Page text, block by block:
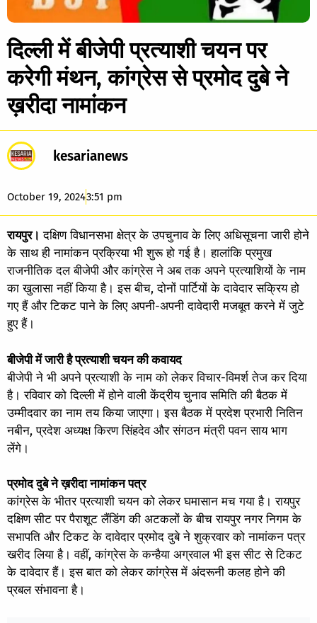
दिल्ली में बीजेपी प्रत्याशी चयन पर
करेगी मंथन, कांग्रेस से प्रमोद दुबे ने
ख़रीदा नामांकन
kesarianews
October 19, 20243:51 pm
रायपुर। दक्षिण विधानसभा क्षेत्र के उपचुनाव के लिए अधिसूचना जारी होने
के साथ ही नामांकन प्रक्रिया भी शुरू हो गई है। हालांकि प्रमुख
राजनीतिक दल बीजेपी और कांग्रेस ने अब तक अपने प्रत्याशियों के नाम
का खुलासा नहीं किया है। इस बीच, दोनों पार्टियों के दावेदार सक्रिय हो
गए हैं और टिकट पाने के लिए अपनी-अपनी दावेदारी मजबूत करने में जुटे
हुए हैं।
बीजेपी में जारी है प्रत्याशी चयन की कवायद
बीजेपी ने भी अपने प्रत्याशी के नाम को लेकर विचार-विमर्श तेज कर दिया
है। रविवार को दिल्ली में होने वाली केंद्रीय चुनाव समिति की बैठक में
उम्मीदवार का नाम तय किया जाएगा। इस बैठक में प्रदेश प्रभारी नितिन
नबीन, प्रदेश अध्यक्ष किरण सिंहदेव और संगठन मंत्री पवन साय भाग
लेंगे।
प्रमोद दुबे ने ख़रीदा नामांकन पत्र
कांग्रेस के भीतर प्रत्याशी चयन को लेकर घमासान मच गया है। रायपुर
दक्षिण सीट पर पैराशूट लैंडिंग की अटकलों के बीच रायपुर नगर निगम के
सभापति और टिकट के दावेदार प्रमोद दुबे ने शुक्रवार को नामांकन पत्र
खरीद लिया है। वहीं, कांग्रेस के कन्हैया अग्रवाल भी इस सीट से टिकट
के दावेदार हैं। इस बात को लेकर कांग्रेस में अंदरूनी कलह होने की
प्रबल संभावना है।